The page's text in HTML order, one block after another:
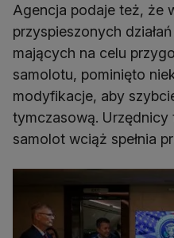
Agencja podaje też, że
przyspieszonych
mających na celu
samolotu, pominięto
modyfikacje, aby
tymczasową.
samolot wciąż spełnia